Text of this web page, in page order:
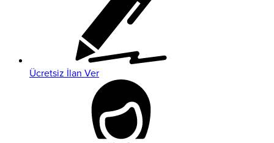
Ücretsiz İlan Ver